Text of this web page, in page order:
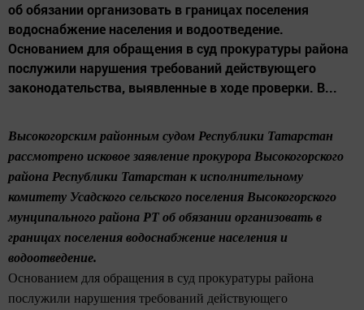
об обязании организовать в границах поселения
водоснабжение населения и водоотведение.
Основанием для обращения в суд прокуратуры района
послужили нарушения требований действующего
законодательства, выявленные в ходе проверки. В...
Высокогорским районным судом Республики Татарстан
рассмотрено исковое заявление прокурора Высокогорского
района Республики Татарстан к исполнительному
комитету Усадского сельского поселения Высокогорского
мунципального района РТ об обязании организовать в
границах поселения водоснабжение населения и
водоотведение.
Основанием для обращения в суд прокуратуры района
послужили нарушения требований действующего